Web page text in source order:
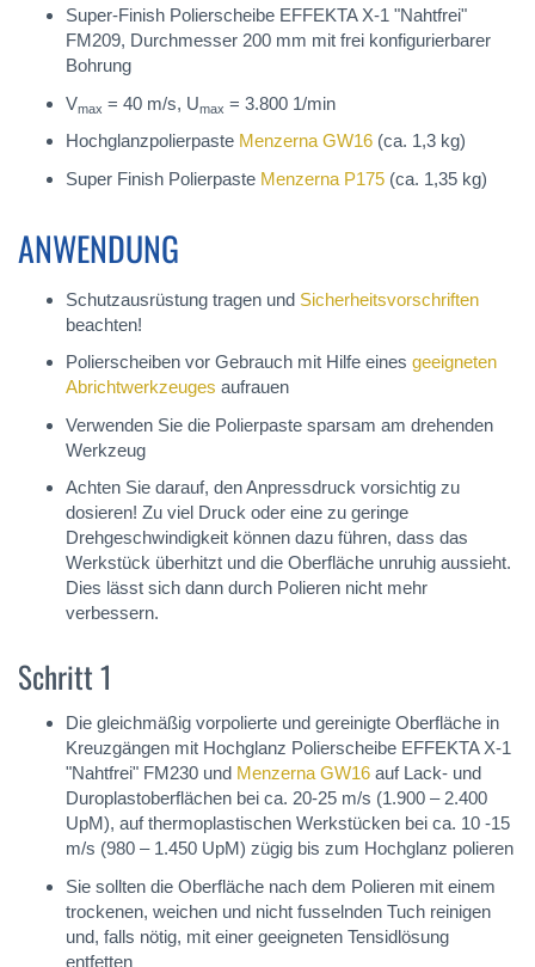
Super-Finish Polierscheibe EFFEKTA X-1 "Nahtfrei"
FM209, Durchmesser 200 mm mit frei konfigurierbarer
Bohrung
Vmax = 40 m/s, Umax = 3.800 1/min
Hochglanzpolierpaste Menzerna GW16 (ca. 1,3 kg)
Super Finish Polierpaste Menzerna P175 (ca. 1,35 kg)
ANWENDUNG
Schutzausrüstung tragen und Sicherheitsvorschriften
beachten!
Polierscheiben vor Gebrauch mit Hilfe eines geeigneten
Abrichtwerkzeuges aufrauen
Verwenden Sie die Polierpaste sparsam am drehenden
Werkzeug
Achten Sie darauf, den Anpressdruck vorsichtig zu
dosieren! Zu viel Druck oder eine zu geringe
Drehgeschwindigkeit können dazu führen, dass das
Werkstück überhitzt und die Oberfläche unruhig aussieht.
Dies lässt sich dann durch Polieren nicht mehr
verbessern.
Schritt 1
Die gleichmäßig vorpolierte und gereinigte Oberfläche in
Kreuzgängen mit Hochglanz Polierscheibe EFFEKTA X-1
"Nahtfrei" FM230 und Menzerna GW16 auf Lack- und
Duroplastoberflächen bei ca. 20-25 m/s (1.900 – 2.400
UpM), auf thermoplastischen Werkstücken bei ca. 10 -15
m/s (980 – 1.450 UpM) zügig bis zum Hochglanz polieren
Sie sollten die Oberfläche nach dem Polieren mit einem
trockenen, weichen und nicht fusselnden Tuch reinigen
und, falls nötig, mit einer geeigneten Tensidlösung
entfetten